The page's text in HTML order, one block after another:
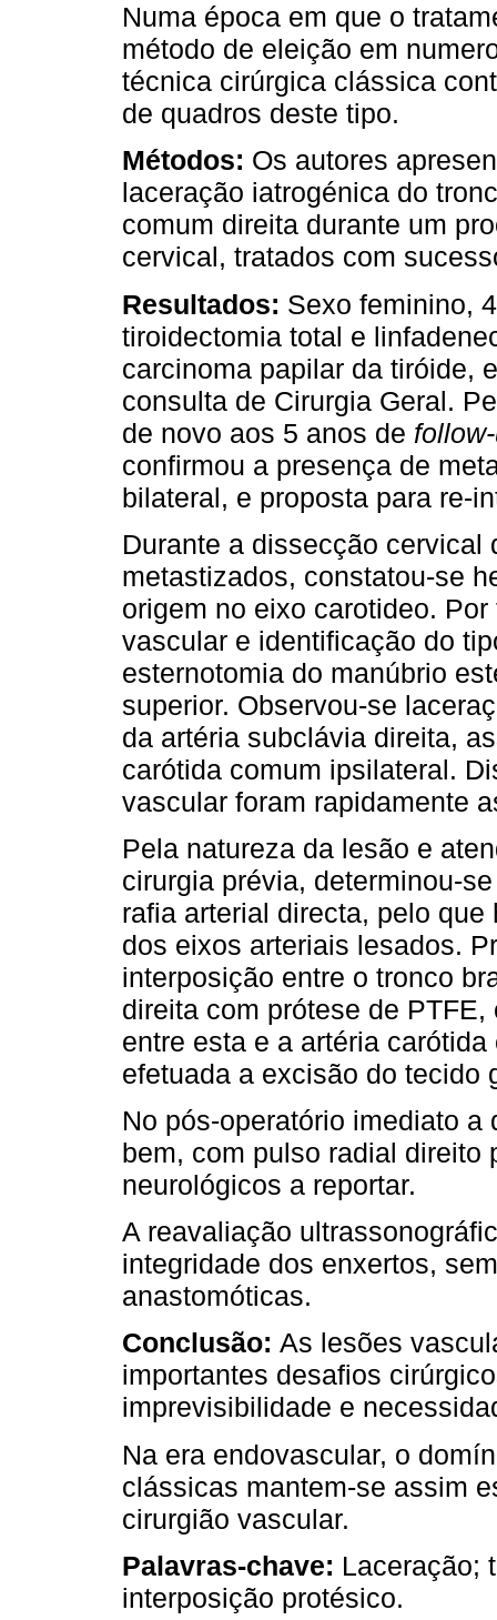
Numa época em que o
método de eleição em
técnica cirúrgica clássica
de quadros deste tipo.
Métodos: Os autores
laceração iatrogénica do
comum direita durante um
cervical, tratados com
Resultados: Sexo feminino,
tiroidectomia total e
carcinoma papilar da tiróide,
consulta de Cirurgia Geral.
de novo aos 5 anos de
confirmou a presença de
bilateral, e proposta para re-
Durante a dissecção
metastizados, constatou-se
origem no eixo carotideo.
vascular e identificação do
esternotomia do manúbrio
superior. Observou-se
da artéria subclávia direita,
carótida comum ipsilateral.
vascular foram rapidamente
Pela natureza da lesão e
cirurgia prévia, determinou-
rafia arterial directa, pelo
dos eixos arteriais lesados.
interposição entre o tronco
direita com prótese de
entre esta e a artéria
efetuada a excisão do tecido
No pós-operatório imediato
bem, com pulso radial direito
neurológicos a reportar.
A reavaliação
integridade dos enxertos,
anastomóticas.
Conclusão: As lesões
importantes desafios
imprevisibilidade e
Na era endovascular, o
clássicas mantem-se assim
cirurgião vascular.
Palavras-chave: Laceração;
interposição protésico.